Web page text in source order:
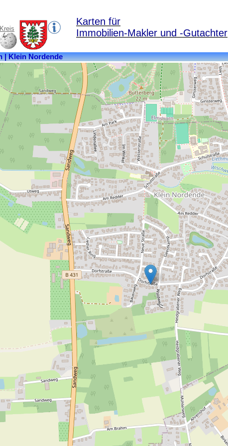
Kreis
Pinneberg
Bundesland:
Schleswig-
Holstein
Fläche:
10,79
km²
Einwohner:
2995
Postleitzahl:
25336
Ortsteile:
Heidmühle,
Himmel,
Holstendorf,
Klein
Nordende,
Liether
Moor,
Ramskamp,
Rotenlehm,
Sandhöhe
Karten für
Immobilien-Makler und -Gutachter